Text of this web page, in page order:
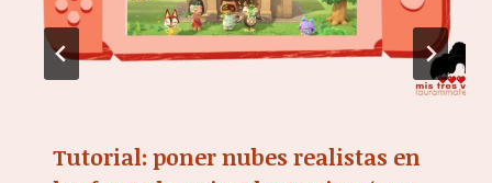
Tutorial: poner nubes realistas en